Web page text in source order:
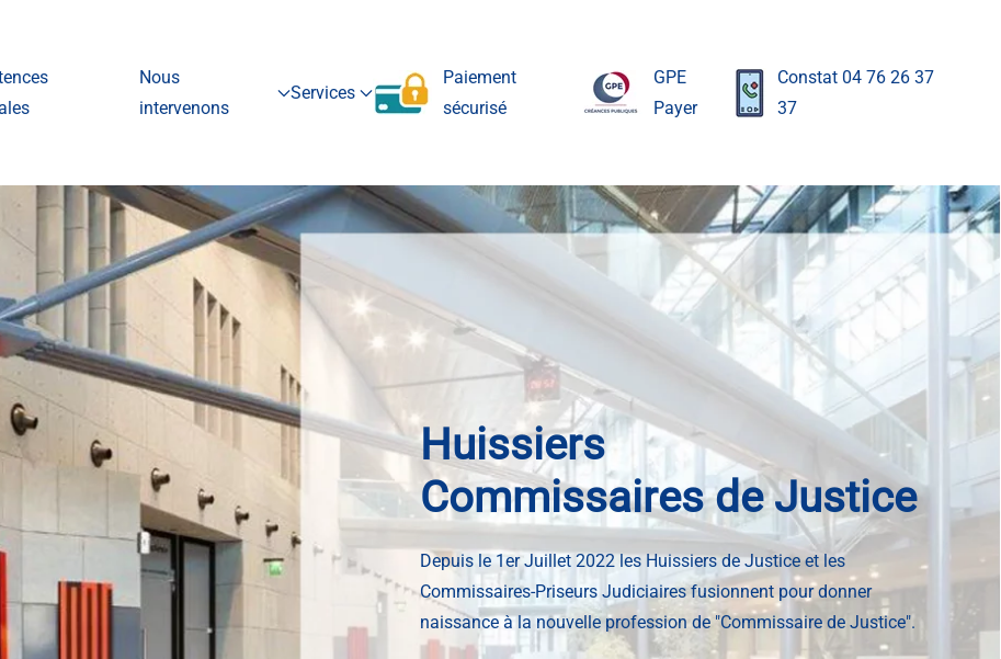
Nous
intervenons
Services
Paiement
sécurisé
GPE
Payer
Constat 04 76 26 37
37
Huissiers
Commissaires de Justice
Depuis le 1er Juillet 2022 les Huissiers de Justice et les
Commissaires-Priseurs Judiciaires fusionnent pour donner
naissance à la nouvelle profession de "Commissaire de Justice".